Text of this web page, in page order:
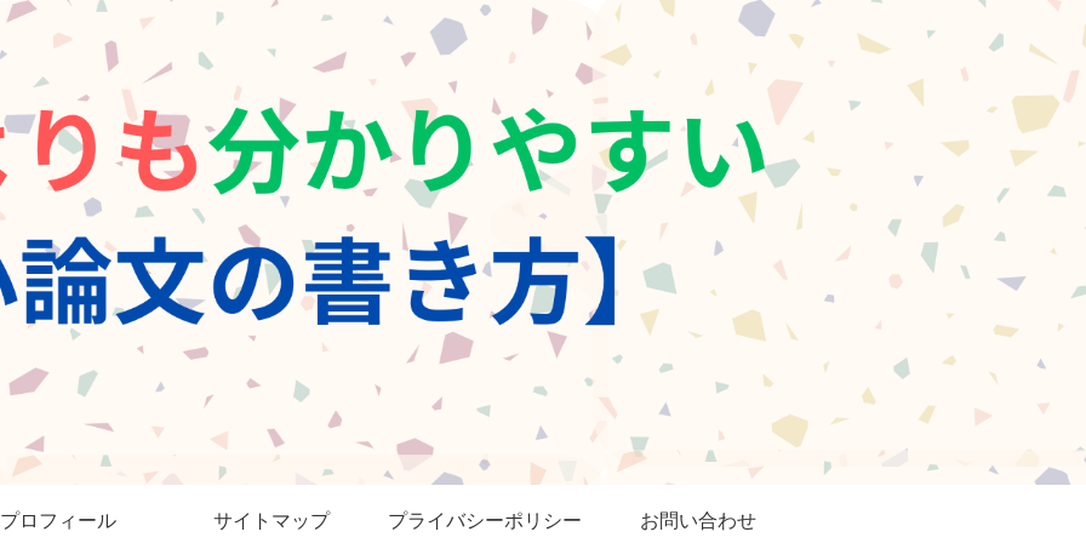
プロフィール サイトマップ プライバシーポリシー お問い合わせ